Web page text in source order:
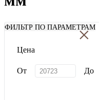
ФИЛЬТР ПО ПАРАМЕТРАМ
×
Цена
От До